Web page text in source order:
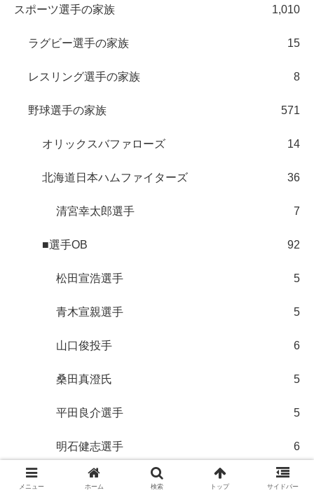
スポーツ選手の家族 1,010
ラグビー選手の家族 15
レスリング選手の家族 8
野球選手の家族 571
オリックスバファローズ 14
北海道日本ハムファイターズ 36
清宮幸太郎選手 7
■選手OB 92
松田宣浩選手 5
青木宣親選手 5
山口俊投手 6
桑田真澄氏 5
平田良介選手 5
明石健志選手 6
野村祐輔選手
メニュー ホーム 検索 トップ サイドバー